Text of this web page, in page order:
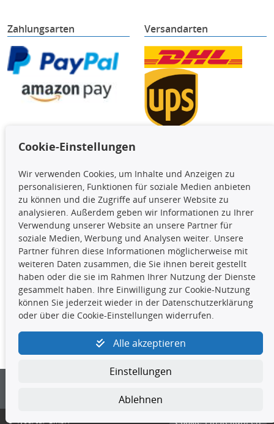
Zahlungsarten Versandarten
Die hier angezeigten Daten,
insbesondere die gesamte Datenbank,
dürfen nicht kopiert werden. Es ist zu
unterlassen, die Daten oder die gesamte Datenbank ohne
vorherige Zustimmung TecDocs zu vervielfältigen, zu
verbreiten und/oder diese Handlungen durch Dritte ausführen
zu lassen. Ein Zuwiderhandeln stellt eine
Urheberrechtsverletzung dar und wird verfolgt.
Kontakt
4yourcar GmbH | Avidesweg 1 | 27386 Hemsbünde |
kundenservice@4yourcar.de
© 4yourcar GmbH Cookie-Einstellungen
Cookie-Einstellungen
Wir verwenden Cookies, um Inhalte und Anzeigen zu
personalisieren, Funktionen für soziale Medien anbieten
zu können und die Zugriffe auf unserer Website zu
analysieren. Außerdem geben wir Informationen zu Ihrer
Verwendung unserer Website an unsere Partner für
soziale Medien, Werbung und Analysen weiter. Unsere
Partner führen diese Informationen möglicherweise mit
weiteren Daten zusammen, die Sie ihnen bereit gestellt
haben oder die sie im Rahmen Ihrer Nutzung der Dienste
gesammelt haben. Ihre Einwilligung zur Cookie-Nutzung
können Sie jederzeit wieder in der Datenschutzerklärung
oder über die Cookie-Einstellungen widerrufen.
Alle akzeptieren
Einstellungen
Ablehnen